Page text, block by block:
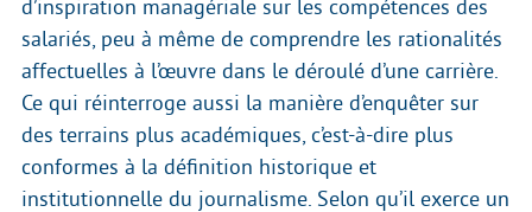
d’inspiration managériale sur les compétences des
salariés, peu à même de comprendre les rationalités
affectuelles à l’œuvre dans le déroulé d’une carrière.
Ce qui réinterroge aussi la manière d’enquêter sur
des terrains plus académiques, c’est-à-dire plus
conformes à la définition historique et
institutionnelle du journalisme. Selon qu’il exerce un